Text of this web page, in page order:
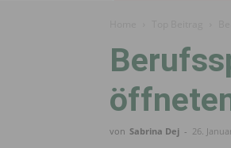
von Sabrina Dej - 26.